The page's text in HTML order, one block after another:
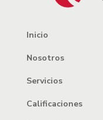
Inicio
Nosotros
Servicios
Calificaciones